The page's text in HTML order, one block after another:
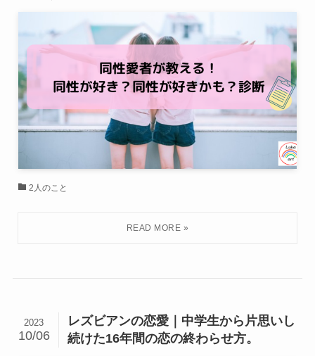
2人のこと
レズビアンの恋愛｜中学生から片思いし
続けた16年間の恋の終わらせ方。
2023
10/06